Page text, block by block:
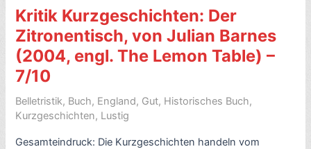
Kritik Kurzgeschichten: Der
Zitronentisch, von Julian Barnes
(2004, engl. The Lemon Table) –
7/10
Belletristik, Buch, England, Gut, Historisches Buch,
Kurzgeschichten, Lustig
Gesamteindruck: Die Kurzgeschichten handeln vom